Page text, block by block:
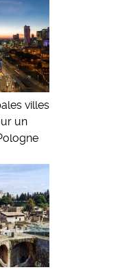
villes
un